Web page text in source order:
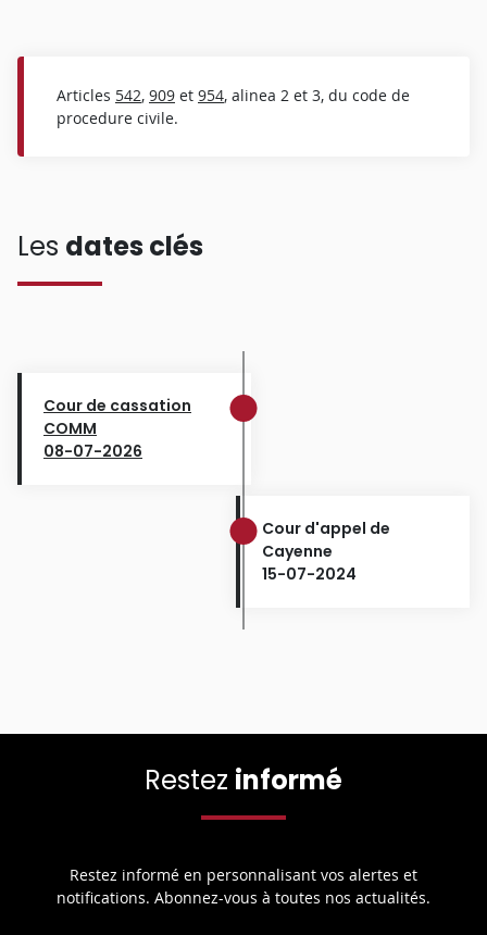
Articles 542, 909 et 954, alinea 2 et 3, du code de
procedure civile.
Les dates clés
Cour de cassation
COMM
08-07-2026
Cour d'appel de
Cayenne
15-07-2024
Restez informé
Restez informé en personnalisant vos alertes et
notifications. Abonnez-vous à toutes nos actualités.